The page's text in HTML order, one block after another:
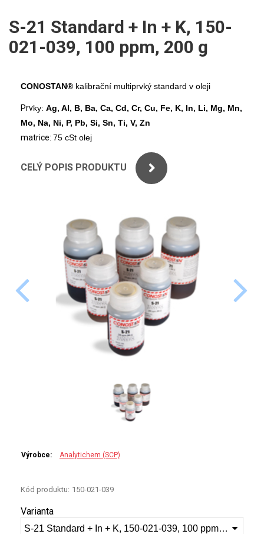
PERKINELMER
SHIMADZU
ANALYTIK JENA
STANDARDY
ICP
SPECTRO
PERKINELMER
SHIMADZU
TELEDYNE LEEMAN
HORIBA (JOBIN YVONE)
APLIKACE CETAC
Příprava vzorků
MS/SPM
S-21 Standard + In + K, 150-
021-039, 100 ppm, 200 g
CONOSTAN® kalibrační multiprvký standard v oleji
Prvky: Ag, Al, B, Ba, Ca, Cd, Cr, Cu, Fe, K, In, Li, Mg, Mn,
Mo, Na, Ni, P, Pb, Si, Sn, Ti, V, Zn
matrice: 75 cSt olej
CELÝ POPIS PRODUKTU
Výrobce: Analytichem (SCP)
Kód produktu: 150-021-039
Varianta
S-21 Standard + In + K, 150-021-039, 100 ppm, 200 g